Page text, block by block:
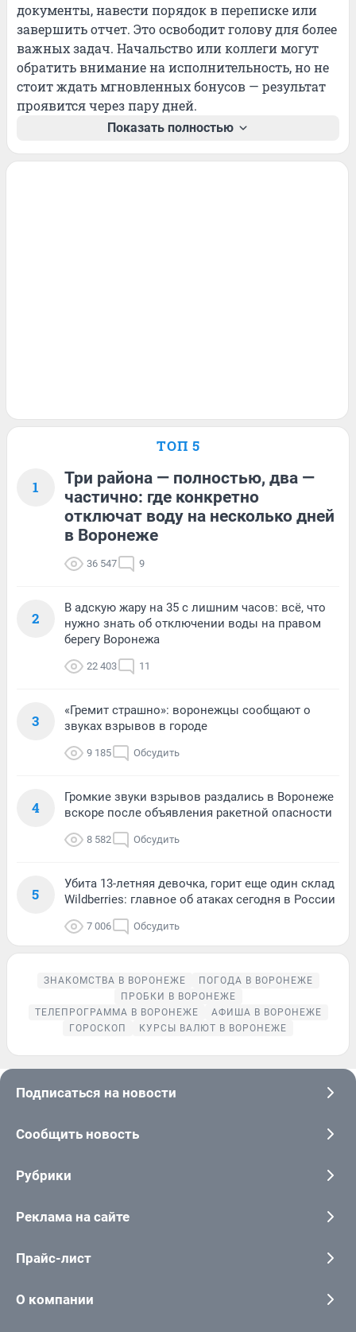
документы, навести порядок в переписке или
завершить отчет. Это освободит голову для более
важных задач. Начальство или коллеги могут
обратить внимание на исполнительность, но не
стоит ждать мгновленных бонусов — результат
проявится через пару дней.
Показать полностью
ТОП 5
1
Три района — полностью, два —
частично: где конкретно
отключат воду на несколько дней
в Воронеже
36 547 9
2
В адскую жару на 35 с лишним часов: всё, что
нужно знать об отключении воды на правом
берегу Воронежа
22 403 11
3
«Гремит страшно»: воронежцы сообщают о
звуках взрывов в городе
9 185 Обсудить
4
Громкие звуки взрывов раздались в Воронеже
вскоре после объявления ракетной опасности
8 582 Обсудить
5
Убита 13-летняя девочка, горит еще один склад
Wildberries: главное об атаках сегодня в России
7 006 Обсудить
ЗНАКОМСТВА В ВОРОНЕЖЕ
ПОГОДА В ВОРОНЕЖЕ
ПРОБКИ В ВОРОНЕЖЕ
ТЕЛЕПРОГРАММА В ВОРОНЕЖЕ
АФИША В ВОРОНЕЖЕ
ГОРОСКОП
КУРСЫ ВАЛЮТ В ВОРОНЕЖЕ
Подписаться на новости
Сообщить новость
Рубрики
Реклама на сайте
Прайс-лист
О компании